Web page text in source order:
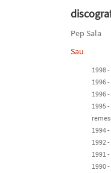
Pep Sala
Sau
1998
1996
1996
1995
1994
1992
1991
1990